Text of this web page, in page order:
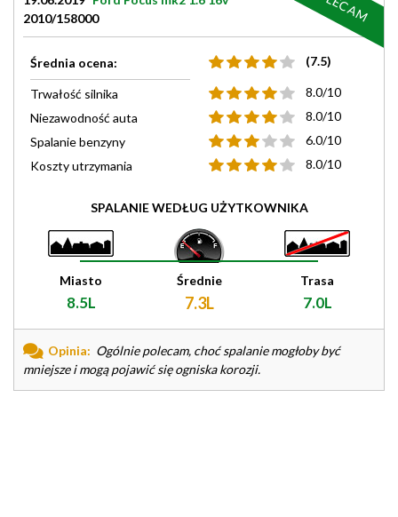
2010/158000
Średnia ocena: (7.5)
Trwałość silnika
8.0/10
Niezawodność auta
8.0/10
Spalanie benzyny
6.0/10
Koszty utrzymania
8.0/10
SPALANIE WEDŁUG UŻYTKOWNIKA
Miasto
8.5L
Średnie
7.3L
Trasa
7.0L
Opinia: Ogólnie polecam, choć spalanie mogłoby być
mniejsze i mogą pojawić się ogniska korozji.